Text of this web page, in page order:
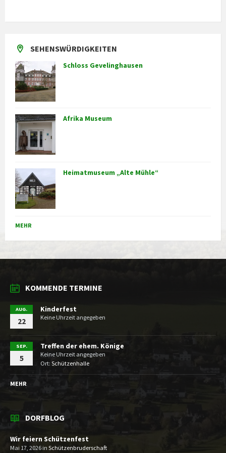
SEHENSWÜRDIGKEITEN
Schloss Gevelinghausen
Afrika Museum
Heimatmuseum „Alte Mühle“
MEHR
KOMMENDE TERMINE
AUG.
22
Kinderfest
Keine Uhrzeit angegeben
SEP.
5
Treffen der ehem. Könige
Keine Uhrzeit angegeben
Ort: Schützenhalle
MEHR
DORFBLOG
Wir feiern Schützenfest
Mai 17, 2026 in Schützenbruderschaft